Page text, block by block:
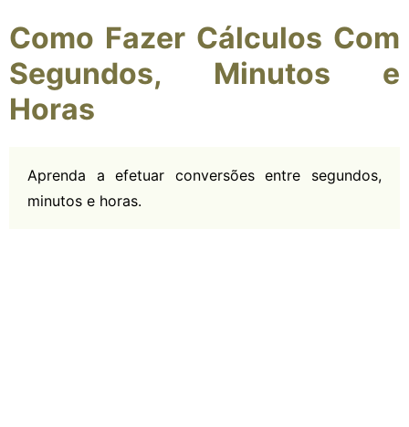
Como Fazer Cálculos Com
Segundos, Minutos e
Horas
Aprenda a efetuar conversões entre segundos,
minutos e horas.